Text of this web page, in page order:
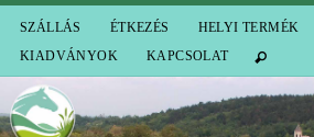
SZÁLLÁS ÉTKEZÉS HELYI TERMÉK
KIADVÁNYOK
KAPCSOLAT